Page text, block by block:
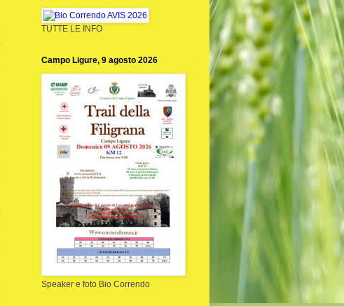
TUTTE LE INFO
Campo Ligure, 9 agosto 2026
Speaker e foto Bio Correndo